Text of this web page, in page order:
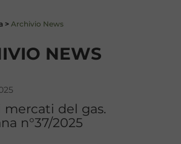
> Archivio News
NEWS
mercati del gas.
n°37/2025